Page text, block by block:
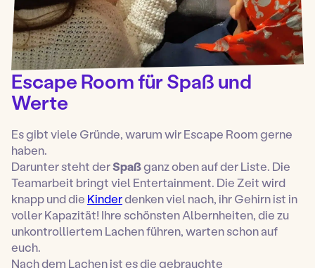
Escape Room für Spaß und
Werte
Es gibt viele Gründe, warum wir Escape Room gerne
haben.
Darunter steht derSpaßganz oben auf der Liste. Die
Teamarbeit bringt viel Entertainment. Die Zeit wird
knapp und die Kinderdenken viel nach, ihr Gehirn ist in
voller Kapazität! Ihre schönsten Albernheiten, die zu
unkontrolliertem Lachen führen, warten schon auf
euch.
Nach dem Lachen ist es die gebrauchte